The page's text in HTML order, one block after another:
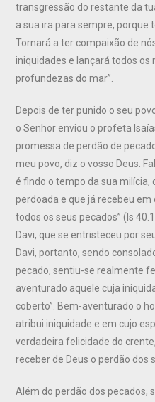
transgressão do restante da
a sua ira para sempre, porque
Tornará a ter compaixão de
iniquidades e lançará todos os
profundezas do mar”.
Depois de ter punido o seu
o Senhor enviou o profeta
promessa de perdão de
meu povo, diz o vosso Deus.
é findo o tempo da sua milícia,
perdoada e que já recebeu
todos os seus pecados” (Is
Davi, que se entristeceu por
Davi, portanto, sendo
pecado, sentiu-se realmente
aventurado aquele cuja
coberto”. Bem-aventurado o
atribui iniquidade e em cujo
verdadeira felicidade do
receber de Deus o perdão dos
Além do perdão dos pecados,